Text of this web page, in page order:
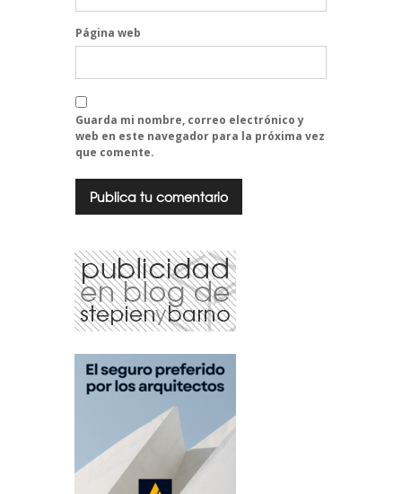
Página web
Guarda mi nombre, correo electrónico y
web en este navegador para la próxima vez
que comente.